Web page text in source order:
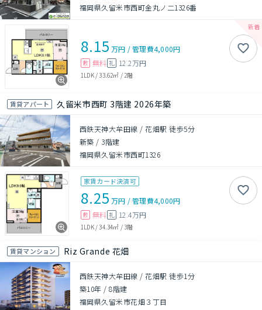
福岡県久留米市西町金丸ノ二1326番
8.15 万円 /管理費4,000円
敷 無料 礼 12.2万円
1LDK/33.62㎡ / 2階
賃貸アパート 久留米市西町 3階建 2026年築
西鉄天神大牟田線 / 花畑駅 徒歩5分
新築 / 3階建
福岡県久留米市西町1326
家賃カード決済可
8.25 万円 /管理費4,000円
敷 無料 礼 12.4万円
1LDK/34.34㎡ /3階
賃貸マンション Riz Grande 花畑
西鉄天神大牟田線 / 花畑駅 徒歩1分
築10年 /8階建
福岡県久留米市花畑３丁目